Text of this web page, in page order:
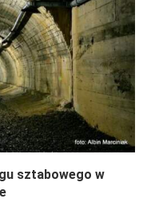
sztabowego w